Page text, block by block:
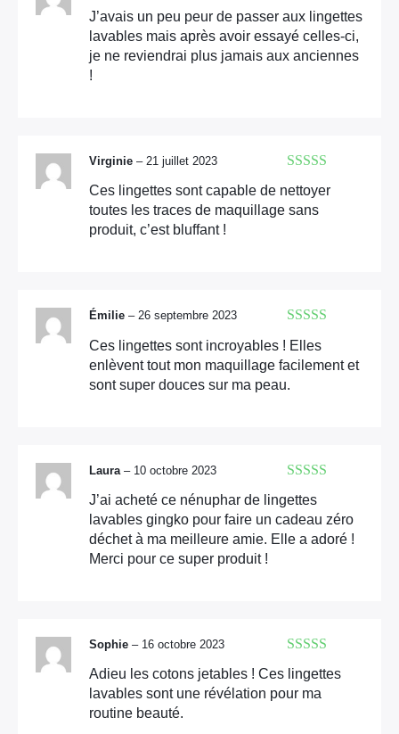
Note
J’avais un peu peur de passer aux lingettes
lavables mais après avoir essayé celles-ci,
je ne reviendrai plus jamais aux anciennes
!
Virginie – 21 juillet 2023
Ces lingettes sont capable de nettoyer
toutes les traces de maquillage sans
produit, c’est bluffant !
Émilie – 26 septembre 2023
Ces lingettes sont incroyables ! Elles
enlèvent tout mon maquillage facilement et
sont super douces sur ma peau.
Laura – 10 octobre 2023
J’ai acheté ce nénuphar de lingettes
lavables gingko pour faire un cadeau zéro
déchet à ma meilleure amie. Elle a adoré !
Merci pour ce super produit !
Note
Sophie – 16 octobre 2023
Adieu les cotons jetables ! Ces lingettes
lavables sont une révélation pour ma
routine beauté.